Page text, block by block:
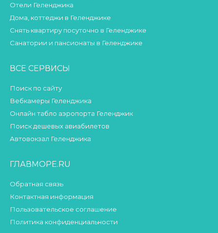
Отели Геленджика
Дома, коттеджи в Геленджике
Снять квартиру посуточно в Геленджике
Санатории и пансионаты в Геленджике
ВСЕ СЕРВИСЫ
Поиск по сайту
Вебкамеры Геленджика
Онлайн табло аэропорта Геленджик
Поиск дешевых авиабилетов
Автовокзал Геленджика
ГЛАВМОРЕ.RU
Обратная связь
Контактная информация
Пользовательское соглашение
Политика конфиденциальности